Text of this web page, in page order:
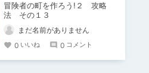
冒険者の町を作ろう!２ 攻略
法 その１３
まだ名前がありません
0 いいね 0 コメント